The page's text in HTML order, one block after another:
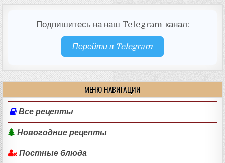
Подпишитесь на наш Telegram-канал:
Перейти в Telegram
МЕНЮ НАВИГАЦИИ
Все рецепты
Новогодние рецепты
Постные блюда